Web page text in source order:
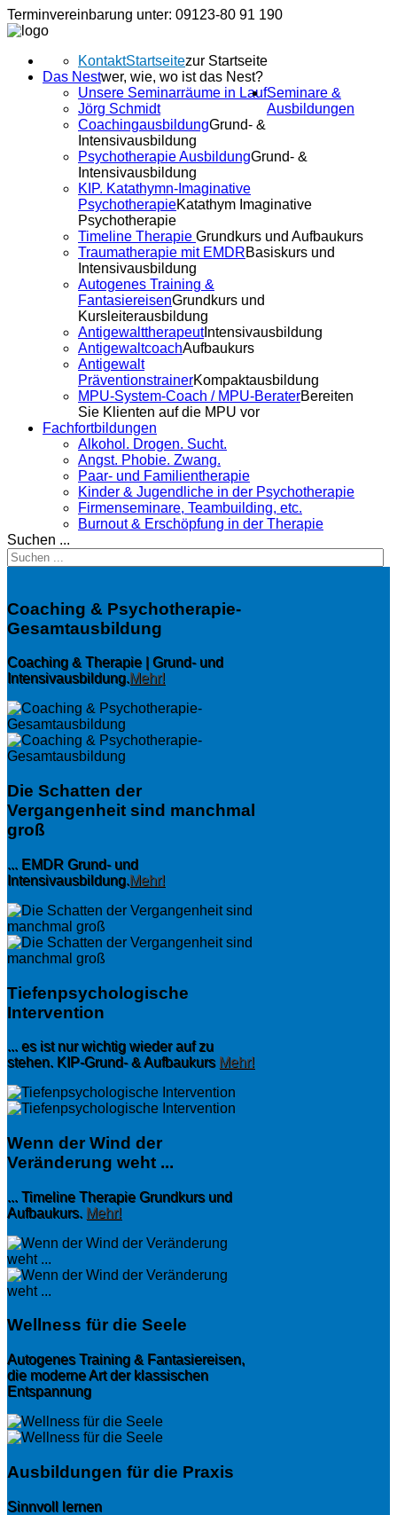
Terminvereinbarung unter: 09123-80 91 190
Startseitezur Startseite
Kontakt
Das Nestwer, wie, wo ist das Nest?
Unsere Seminarräume in Lauf
Jörg Schmidt
Seminare &
Ausbildungen
CoachingausbildungGrund- &
Intensivausbildung
Psychotherapie AusbildungGrund- &
Intensivausbildung
KIP. Katathymn-Imaginative
PsychotherapieKatathym Imaginative
Psychotherapie
Timeline Therapie Grundkurs und Aufbaukurs
Traumatherapie mit EMDRBasiskurs und
Intensivausbildung
Autogenes Training &
FantasiereisenGrundkurs und
Kursleiterausbildung
AntigewalttherapeutIntensivausbildung
AntigewaltcoachAufbaukurs
Antigewalt
PräventionstrainerKompaktausbildung
MPU-System-Coach / MPU-BeraterBereiten
Sie Klienten auf die MPU vor
Fachfortbildungen
Alkohol. Drogen. Sucht.
Angst. Phobie. Zwang.
Paar- und Familientherapie
Kinder & Jugendliche in der Psychotherapie
Firmenseminare, Teambuilding, etc.
Burnout & Erschöpfung in der Therapie
Suchen ...
Coaching & Psychotherapie-
Gesamtausbildung
Coaching & Therapie | Grund- und
Intensivausbildung.Mehr!
Die Schatten der
Vergangenheit sind manchmal
groß
... EMDR Grund- und
Intensivausbildung.Mehr!
Tiefenpsychologische
Intervention
... es ist nur wichtig wieder auf zu
stehen. KIP-Grund- & Aufbaukurs Mehr!
Wenn der Wind der
Veränderung weht ...
... Timeline Therapie Grundkurs und
Aufbaukurs. Mehr!
Wellness für die Seele
Autogenes Training & Fantasiereisen,
die moderne Art der klassischen
Entspannung
Ausbildungen für die Praxis
Sinnvoll lernen